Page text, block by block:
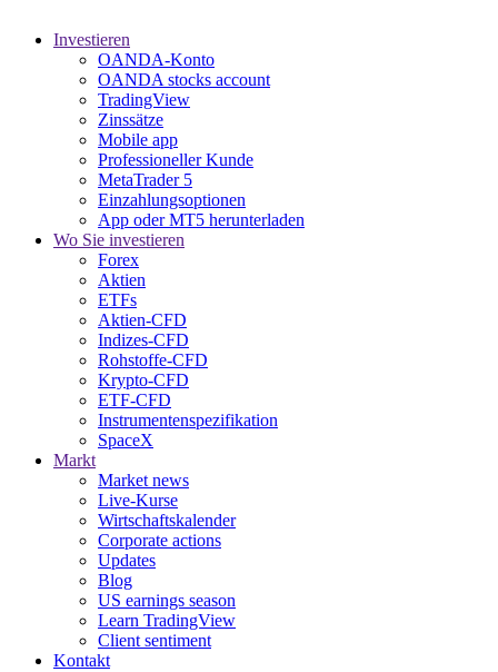
Investieren
OANDA-Konto
OANDA stocks account
TradingView
Zinssätze
Mobile app
Professioneller Kunde
MetaTrader 5
Einzahlungsoptionen
App oder MT5 herunterladen
Wo Sie investieren
Forex
Aktien
ETFs
Aktien-CFD
Indizes-CFD
Rohstoffe-CFD
Krypto-CFD
ETF-CFD
Instrumentenspezifikation
SpaceX
Markt
Market news
Live-Kurse
Wirtschaftskalender
Corporate actions
Updates
Blog
US earnings season
Learn TradingView
Client sentiment
Kontakt